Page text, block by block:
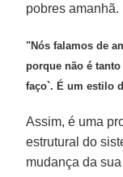
pobres amanhã.
"Nós falamos de
porque não é
faço`. É um estilo
Assim, é uma
estrutural do
mudança da